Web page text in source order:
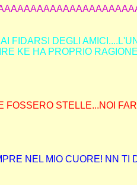
FIDARSI DEGLI
KE HA PROPRIO
FOSSERO STELLE...NOI
NEL MIO CUORE! NN TI